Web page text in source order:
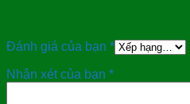
Đánh giá của bạn *
Nhận xét của bạn *